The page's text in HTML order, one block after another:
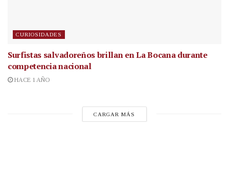
CURIOSIDADES
Surfistas salvadoreños brillan en La Bocana durante
competencia nacional
HACE 1 AÑO
CARGAR MÁS